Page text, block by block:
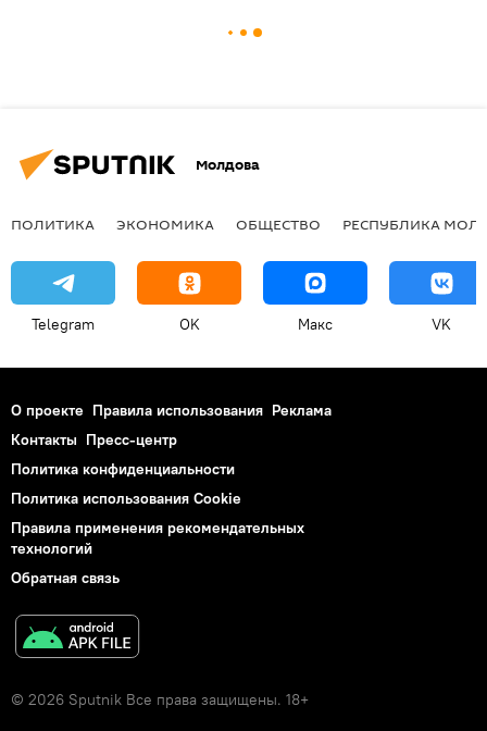
Молдова
ПОЛИТИКА ЭКОНОМИКА ОБЩЕСТВО РЕСПУБЛИКА
Telegram OK Макс VK
О проекте Правила использования Реклама
Контакты Пресс-центр
Политика конфиденциальности
Политика использования Cookie
Правила применения рекомендательных
технологий
Обратная связь
© 2026 Sputnik Все права защищены. 18+